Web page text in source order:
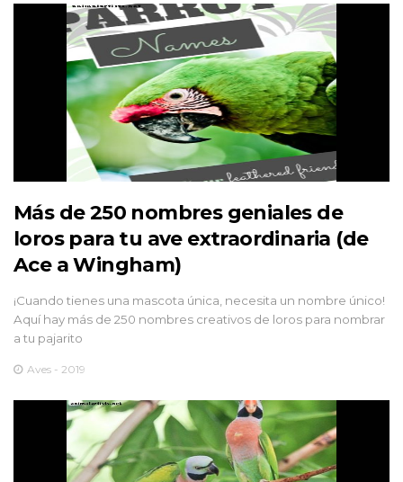
Más de 250 nombres geniales de
loros para tu ave extraordinaria (de
Ace a Wingham)
¡Cuando tienes una mascota única, necesita un nombre único!
Aquí hay más de 250 nombres creativos de loros para nombrar
a tu pajarito
Aves - 2019